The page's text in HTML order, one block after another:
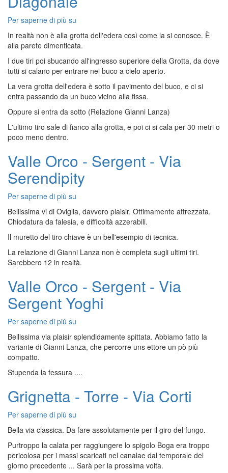
Pa
Raumer
+
Capitano
Walker
Per saperne di più su
Ligure
-
Grotta
dell'Edera
-
Capriccio
Diagonale
In realtà non è alla grotta dell'edera così come la si conosce. È
alla parete dimenticata.
I due tiri poi sbucando all'ingresso superiore della Grotta, da dove
tutti si calano per entrare nel buco a cielo aperto.
La vera grotta dell'edera è sotto il pavimento del buco, e ci si
entra passando da un buco vicino alla fissa.
Oppure si entra da sotto (Relazione Gianni Lanza)
L'ultimo tiro sale di fianco alla grotta, e poi ci si cala per 30 metri o
poco meno dentro.
Valle Orco - Sergent - Via
Serendipity
Per saperne di più su
Orco
-
Sergent
-
Via
Serendipity
Bellissima vi di Oviglia, davvero plaisir. Ottimamente attrezzata.
Chiodatura da falesia, e difficoltà azzerabili.
Il muretto del tiro chiave è un bell'esempio di tecnica.
La relazione di Gianni Lanza non è completa sugli ultimi tiri.
Sarebbero 12 in realtà.
Valle Orco - Sergent - Via
Sergent Yoghi
Per saperne di più su
Orco
-
Sergent
Via
Yoghi
Bellissima via plaisir splendidamente spittata. Abbiamo fatto la
variante di Gianni Lanza, che percorre uns ettore un pò più
compatto.
Stupenda la fessura ....
Grignetta - Torre - Via Corti
Per saperne di più su
-
Torre
-
Via
Corti
Bella via classica. Da fare assolutamente per il giro del fungo.
Purtroppo la calata per raggiungere lo spigolo Boga era troppo
pericolosa per i massi scaricati nel canalae dal temporale del
giorno precedente ... Sarà per la prossima volta.